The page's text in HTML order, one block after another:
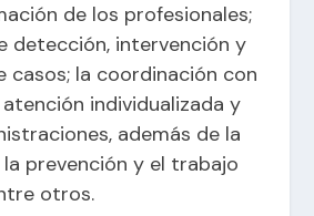
de los profesionales;
detección, intervención y
casos; la coordinación con
individualizada y
además de la
la prevención y el trabajo
otros.